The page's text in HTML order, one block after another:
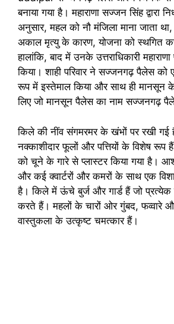
बनाया गया है। महाराणा सज्जन सिंह द्वारा
अनुसार, महल को नौ मंजिला माना जाता
अकाल मृत्यु के कारण, योजना को स्थगित कर
हालांकि, बाद में उनके उत्तराधिकारी
किया। शाही परिवार ने सज्जनगढ़ पैलेस
रूप में इस्तेमाल किया और साथ ही मानसून
लिए जो मानसून पैलेस का नाम सज्जनगढ़
किले की नींव संगमरमर के खंभों पर रखी गई
नक्काशीदार फूलों और पत्तियों के विशेष रूप
को चूने के गारे से प्लास्टर किया गया है।
और कई क्वार्टरों और कमरों के साथ एक
है। किले में ऊंचे बुर्ज और गार्ड हैं जो प्रत्येक
करते हैं। महलों के चारों ओर गुंबद, फव्वारे
वास्तुकला के उत्कृष्ट चमत्कार हैं।